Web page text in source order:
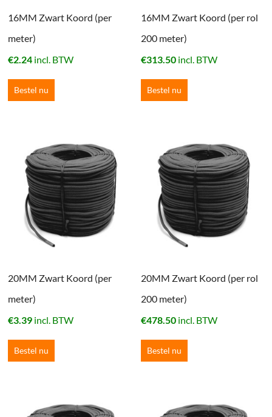
16MM Zwart Koord (per
meter)
€2.24 incl. BTW
Bestel nu
16MM Zwart Koord (per rol
200 meter)
€313.50 incl. BTW
Bestel nu
20MM Zwart Koord (per
meter)
€3.39 incl. BTW
Bestel nu
20MM Zwart Koord (per rol
200 meter)
€478.50 incl. BTW
Bestel nu